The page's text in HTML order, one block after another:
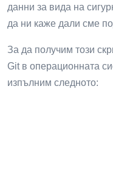
данни за вида на
да ни каже дали сме
За да получим този
Git в операционната
изпълним следното: